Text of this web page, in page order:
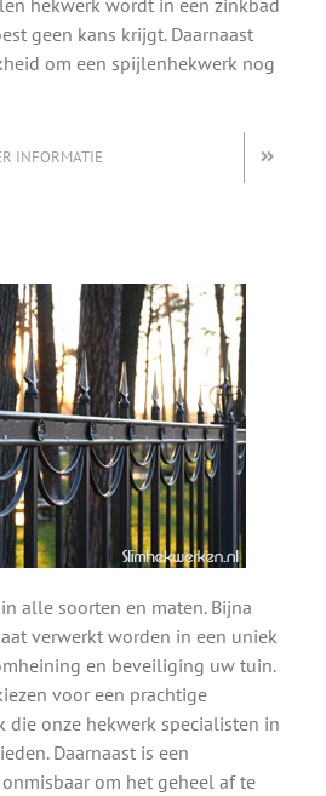
geen kans krijgt. Daarnaast
om een spijlenhekwerk nog
INFORMATIE
alle soorten en maten. Bijna
verwerkt worden in een uniek
en beveiliging uw tuin.
voor een prachtige
die onze hekwerk specialisten in
Daarnaast is een
om het geheel af te